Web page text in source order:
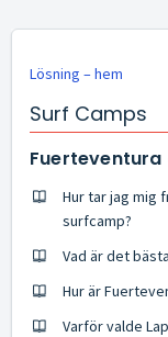
Lösning – hem
Surf Camps
Fuerteventura
Hur tar jag mig
surfcamp?
Vad är det
Hur är
Varför valde